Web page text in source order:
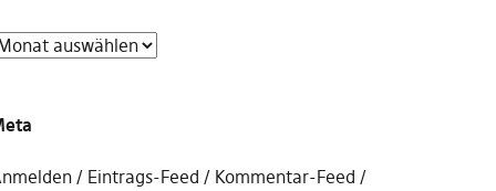
Eintrags-Feed
Kommentar-Feed